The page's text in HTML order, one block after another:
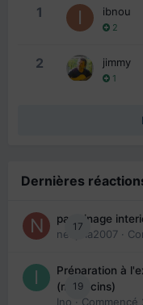
1 ibnou
2
2 jimmy
1
Dernières
17
parrainage
nedjma2007 ·
19
Préparation à
(médecins)
Ino · Commencé